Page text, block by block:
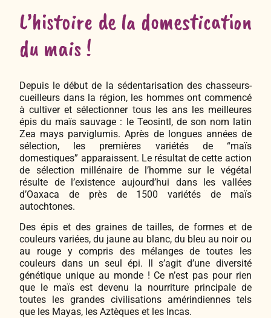
L’histoire de la domestication
du mais !
Depuis le début de la sédentarisation des chasseurs-
cueilleurs dans la région, les hommes ont commencé
à cultiver et sélectionner tous les ans les meilleures
épis du maïs sauvage : le Teosintl, de son nom latin
Zea mays parviglumis. Après de longues années de
sélection, les premières variétés de “maïs
domestiques” apparaissent. Le résultat de cette action
de sélection millénaire de l’homme sur le végétal
résulte de l’existence aujourd’hui dans les vallées
d’Oaxaca de près de 1500 variétés de maïs
autochtones.
Des épis et des graines de tailles, de formes et de
couleurs variées, du jaune au blanc, du bleu au noir ou
au rouge y compris des mélanges de toutes les
couleurs dans un seul épi. Il s’agit d’une diversité
génétique unique au monde ! Ce n’est pas pour rien
que le maïs est devenu la nourriture principale de
toutes les grandes civilisations amérindiennes tels
que les Mayas, les Aztèques et les Incas.